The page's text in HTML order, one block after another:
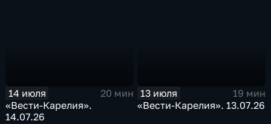
14 июля
20 мин
«Вести-Карелия».
14.07.26
13 июля
19 мин
«Вести-Карелия». 13.07.26